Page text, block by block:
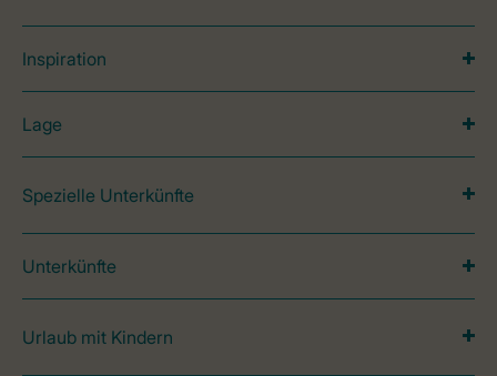
Inspiration
Lage
Spezielle Unterkünfte
Unterkünfte
Urlaub mit Kindern